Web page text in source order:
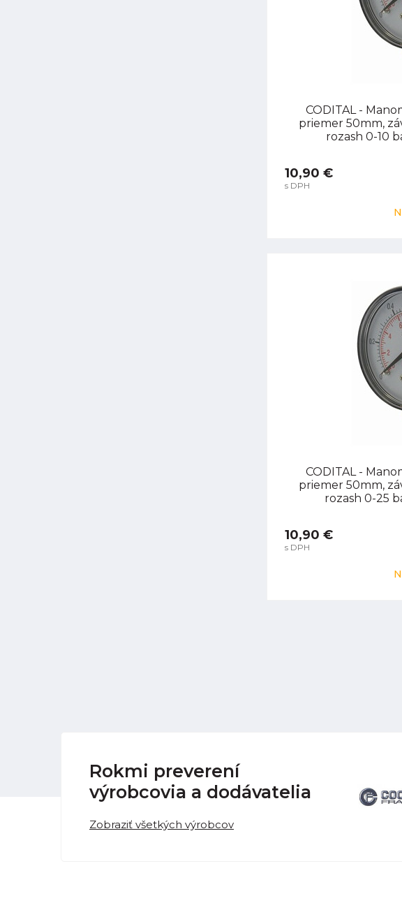
CODITAL -
priemer 50mm,
rozash 0-10
10,90 €
s DPH
CODITAL -
priemer 50mm,
rozash 0-25
10,90 €
s DPH
Rokmi preverení
výrobcovia a dodávatelia
Zobraziť všetkých výrobcov